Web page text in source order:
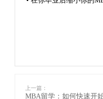
上一篇：
MBA留学：如何快速开